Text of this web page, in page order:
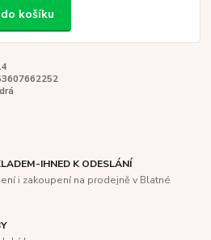
košíku
IHNED K ODESLÁNÍ
i zakoupení na prodejně v Blatné